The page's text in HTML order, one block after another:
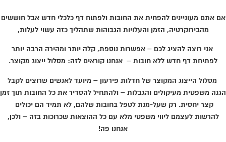
אם אתם מעוניינים להפחית את החובות ולפתוח דף כלכלי חדש אבל חוששים
מהבירוקרטיה, הזמן והעלויות הגבוהות שתהליך כזה עשוי לעלות,
אני רוצה להציג לכם – אפשרות נוספת, קלה יותר ומהירה הרבה יותר
לפתיחת דף חדש ללא חובות – אנחנו קוראים לזה: מסלול ייצוג מקוצר.
מסלול הייצוג המקוצר של חדלות פירעון – מיועד לאנשים שרוצים לקבל
הגנה משפטית מעיקולים והגבלות – ולהתחיל להסדיר את כל החובות תוך זמן
קצר יחסית. רק שעל-מנת לטפל בחובות שלהם, לא תמיד הם יכולים
להרשות לעצמם ליווי משפטי מלא עם כל ההוצאות שכרוכות בזה – ולכן,
אנחנו פה!